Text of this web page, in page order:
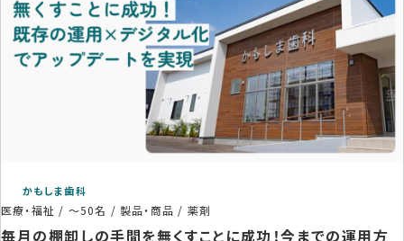
かもしま歯科
医療・福祉 / ～50名 /製品・商品 / 薬剤
毎月の棚卸しの手間を無くすことに成功！今までの運用方